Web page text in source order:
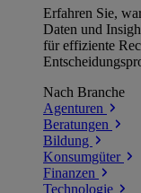
Erfahren Sie,
Daten und
für effiziente
Nach Branche
Agenturen
Beratungen
Bildung
Konsumgüter
Finanzen
Technologie